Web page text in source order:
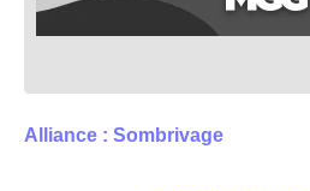
Alliance : Sombrivage